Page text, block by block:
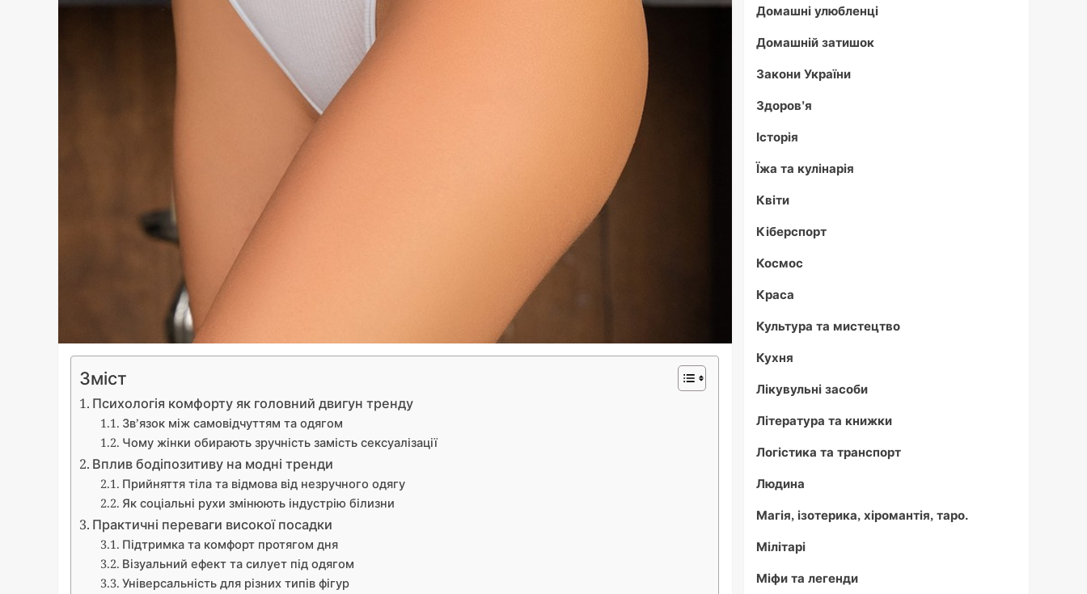
Зміст
Психологія комфорту як головний двигун тренду
Зв’язок між самовідчуттям та одягом
Чому жінки обирають зручність замість сексуалізації
Вплив бодіпозитиву на модні тренди
Прийняття тіла та відмова від незручного одягу
Як соціальні рухи змінюють індустрію білизни
Практичні переваги високої посадки
Підтримка та комфорт протягом дня
Візуальний ефект та силует під одягом
Універсальність для різних типів фігур
Домашні улюбленці
Домашній затишок
Закони України
Здоров'я
Історія
Їжа та кулінарія
Квіти
Кіберспорт
Космос
Краса
Культура та мистецтво
Кухня
Лікувульні засоби
Література та книжки
Логістика та транспорт
Людина
Магія, ізотерика, хіромантія, таро.
Мілітарі
Міфи та легенди